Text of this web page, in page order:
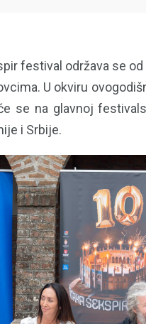
festival održava se
U okviru
se na glavnoj
i Srbije.